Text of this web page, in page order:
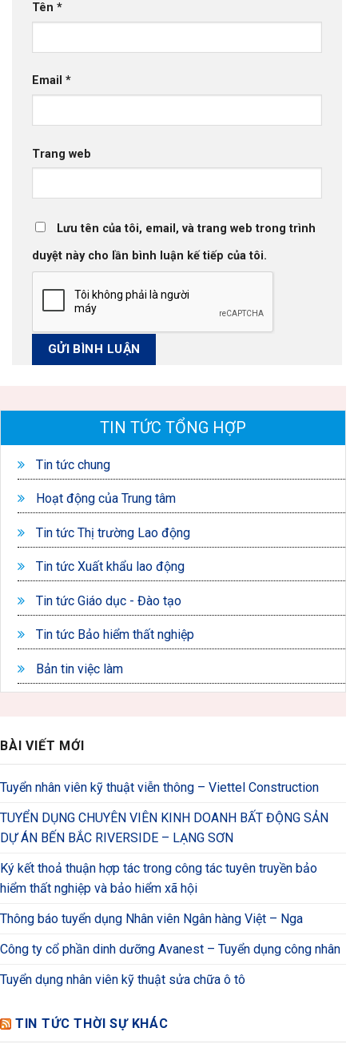
Tên *
Email *
Trang web
Lưu tên của tôi, email, và trang web trong trình
duyệt này cho lần bình luận kế tiếp của tôi.
TIN TỨC TỔNG HỢP
Tin tức chung
Hoạt động của Trung tâm
Tin tức Thị trường Lao động
Tin tức Xuất khẩu lao động
Tin tức Giáo dục - Đào tạo
Tin tức Bảo hiểm thất nghiệp
Bản tin việc làm
BÀI VIẾT MỚI
Tuyển nhân viên kỹ thuật viễn thông – Viettel Construction
TUYỂN DỤNG CHUYÊN VIÊN KINH DOANH BẤT ĐỘNG SẢN
DỰ ÁN BẾN BẮC RIVERSIDE – LẠNG SƠN
Ký kết thoả thuận hợp tác trong công tác tuyên truyền bảo
hiểm thất nghiệp và bảo hiểm xã hội
Thông báo tuyển dụng Nhân viên Ngân hàng Việt – Nga
Công ty cổ phần dinh dưỡng Avanest – Tuyển dụng công nhân
Tuyển dụng nhân viên kỹ thuật sửa chữa ô tô
TIN TỨC THỜI SỰ KHÁC